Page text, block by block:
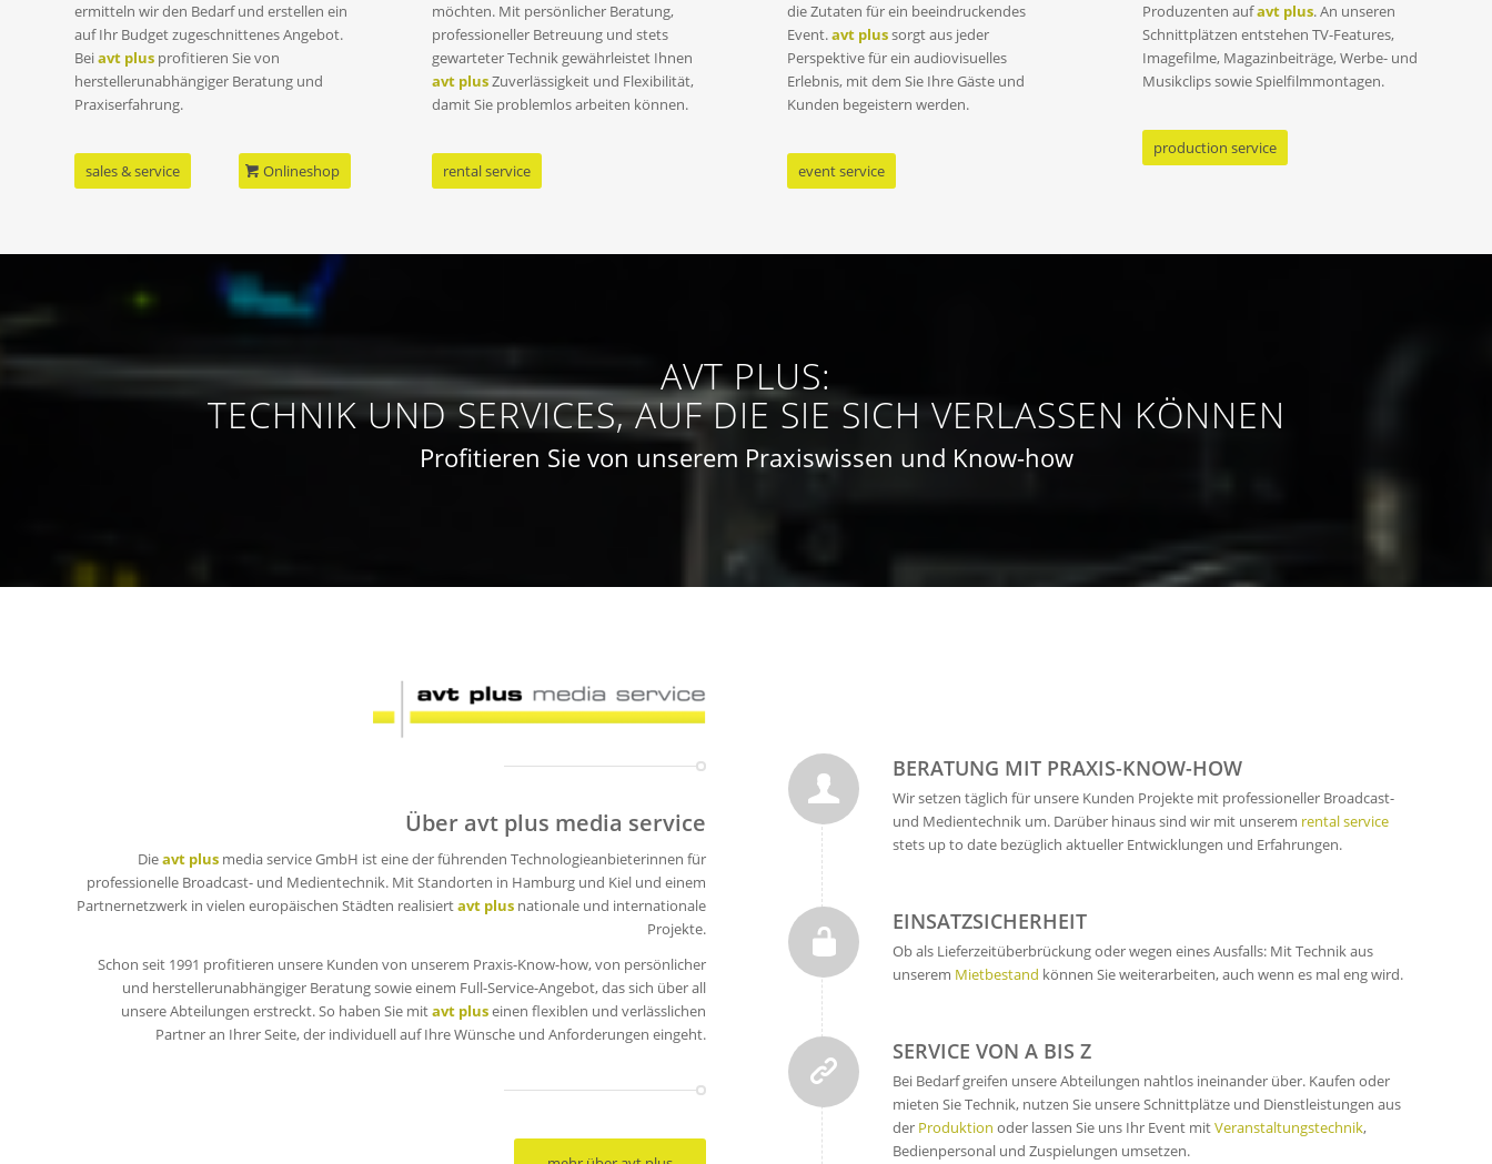
ermitteln wir den Bedarf und erstellen ein
auf Ihr Budget zugeschnittenes Angebot.
Beiavt plus profitieren Sie von
herstellerunabhängiger Beratung und
Praxiserfahrung.
sales & service Onlineshop
möchten. Mit persönlicher Beratung,
professioneller Betreuung und stets
gewarteter Technik gewährleistet Ihnen
avt plusZuverlässigkeit und Flexibilität,
damit Sie problemlos arbeiten können.
rental service
die Zutaten für ein beeindruckendes
Event.avt plussorgt aus jeder
Perspektive für ein audiovisuelles
Erlebnis, mit dem Sie Ihre Gäste und
Kunden begeistern werden.
event service
Produzenten aufavt plus. An unseren
Schnittplätzen entstehen TV-Features,
Imagefilme, Magazinbeiträge, Werbe- und
Musikclips sowie Spielfilmmontagen.
production service
AVT PLUS:
TECHNIK UND SERVICES, AUF DIE SIE SICH VERLASSEN KÖNNEN
Profitieren Sie von unserem Praxiswissen und Know-how
Über avt plus media service
Dieavt plusmedia service GmbH ist eine der führenden Technologieanbieterinnen für
professionelle Broadcast- und Medientechnik. Mit Standorten in Hamburg und Kiel und einem
Partnernetzwerk in vielen europäischen Städten realisiertavt plusnationale und internationale
Projekte.
Schon seit 1991 profitieren unsere Kunden von unserem Praxis-Know-how, von persönlicher
und herstellerunabhängiger Beratung sowie einem Full-Service-Angebot, das sich über all
unsere Abteilungen erstreckt. So haben Sie mitavt pluseinen flexiblen und verlässlichen
Partner an Ihrer Seite, der individuell auf Ihre Wünsche und Anforderungen eingeht.
BERATUNG MIT PRAXIS-KNOW-HOW
Wir setzen täglich für unsere Kunden Projekte mit professioneller Broadcast-
und Medientechnik um. Darüber hinaus sind wir mit unserem rental service
stets up to date bezüglich aktueller Entwicklungen und Erfahrungen.
EINSATZSICHERHEIT
Ob als Lieferzeitüberbrückung oder wegen eines Ausfalls: Mit Technik aus
unserem Mietbestand können Sie weiterarbeiten, auch wenn es mal eng wird.
SERVICE VON A BIS Z
Bei Bedarf greifen unsere Abteilungen nahtlos ineinander über. Kaufen oder
mieten Sie Technik, nutzen Sie unsere Schnittplätze und Dienstleistungen aus
der Produktion oder lassen Sie uns Ihr Event mitVeranstaltungstechnik,
Bedienpersonal und Zuspielungen umsetzen.